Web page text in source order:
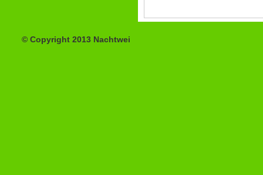
© Copyright 2013 Nachtwei